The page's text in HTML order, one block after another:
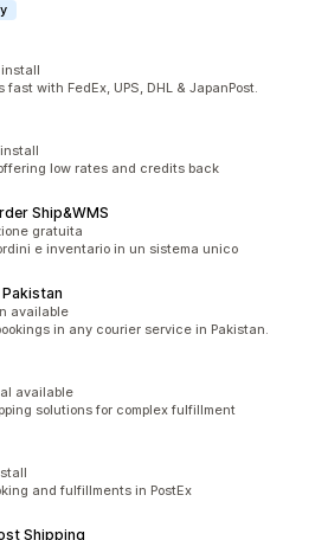
install
fast with FedEx, UPS, DHL & JapanPost.
low rates and credits back
Ship&WMS
gratuita
e inventario in un sistema unico
available
in any courier service in Pakistan.
available
solutions for complex fulfillment
and fulfillments in PostEx
Shipping